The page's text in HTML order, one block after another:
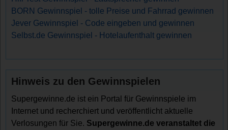
BORN Gewinnspiel - tolle Preise und Fahrrad gewinnen
Jever Gewinnspiel - Code eingeben und gewinnen
Selbst.de Gewinnspiel - Hotelaufenthalt gewinnen
Hinweis zu den Gewinnspielen
Supergewinne.de ist ein Portal für Gewinnspiele im
Internet und recherchiert und veröffentlicht aktuelle
Verlosungen für Sie. Supergewinne.de veranstaltet die